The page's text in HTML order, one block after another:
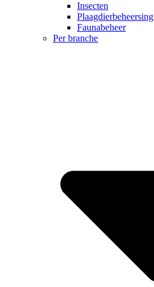
Insecten
Plaagdierbeheersing
Faunabeheer
Per branche